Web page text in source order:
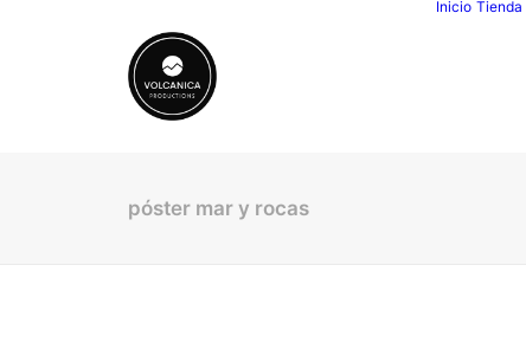
Inicio Tienda
póster mar y rocas